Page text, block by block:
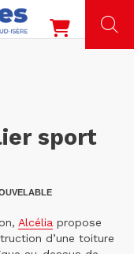
sport
Alcélia propose
d’une toiture